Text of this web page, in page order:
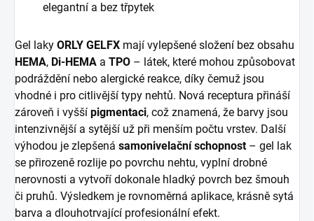
elegantní a bez třpytek
Gel laky ORLY GELFX mají vylepšené složení bez obsahu
HEMA, Di-HEMA a TPO – látek, které mohou způsobovat
podráždění nebo alergické reakce, díky čemuž jsou
vhodné i pro citlivější typy nehtů. Nová receptura přináší
zároveň i vyšší pigmentaci, což znamená, že barvy jsou
intenzivnější a sytější už při menším počtu vrstev. Další
výhodou je zlepšená samonivelační schopnost – gel lak
se přirozeně rozlije po povrchu nehtu, vyplní drobné
nerovnosti a vytvoří dokonale hladký povrch bez šmouh
či pruhů. Výsledkem je rovnoměrná aplikace, krásně sytá
barva a dlouhotrvající profesionální efekt.